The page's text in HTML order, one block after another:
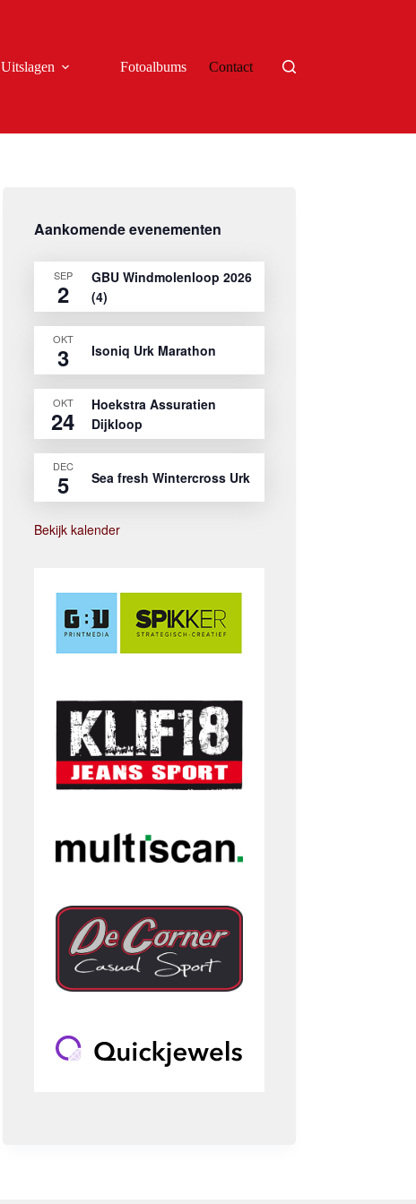
Uitslagen Fotoalbums Contact
Aankomende evenementen
SEP
2
GBU Windmolenloop 2026
(4)
OKT
3 Isoniq Urk Marathon
OKT
24
Hoekstra Assuratien
Dijkloop
DEC
5 Sea fresh Wintercross Urk
Bekijk kalender